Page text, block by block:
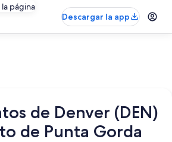
página
Descargar la app
de Denver (DEN)
de Punta Gorda